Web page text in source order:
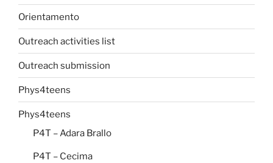
Orientamento
Outreach activities list
Outreach submission
Phys4teens
Phys4teens
P4T – Adara Brallo
P4T – Cecima